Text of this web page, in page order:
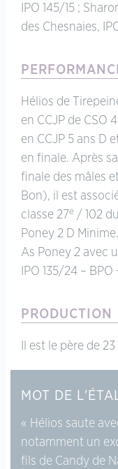
IPO 145/15 ;
des Chesnaies,
Hélios de
en CCJP de CSO
en CCJP 5 ans D
en finale. Après
finale des mâles
Bon), il est
classe 27e / 102
Poney 2 D
As Poney 2 avec
IPO 135/24 –
PRODUCTION
Il est le père de
MOT DE
Hélios saute
notamment un
fils de Candy de